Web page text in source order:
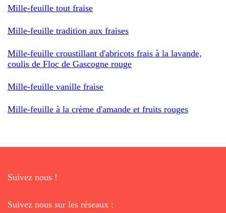
Mille-feuille tout fraise
Mille-feuille tradition aux fraises
Mille-feuille croustillant d'abricots frais à la lavande,
coulis de Floc de Gascogne rouge
Mille-feuille vanille fraise
Mille-feuille à la crème d'amande et fruits rouges
Suivez nous !
Suivez nous sur les réseaux :